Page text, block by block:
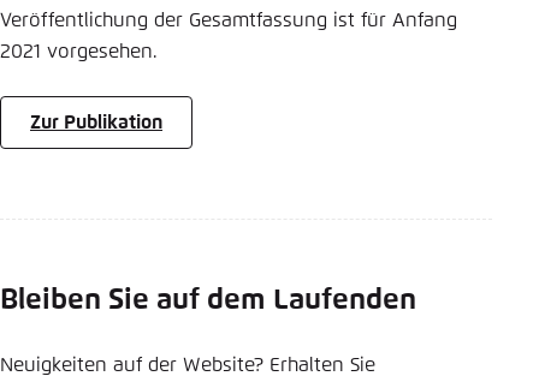
Veröffentlichung der Gesamtfassung ist für Anfang
2021 vorgesehen.
Zur Publikation
Bleiben Sie auf dem Laufenden
Neuigkeiten auf der Website? Erhalten Sie